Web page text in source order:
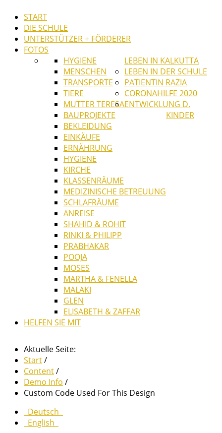
START
DIE SCHULE
UNTERSTÜTZER + FÖRDERER
FOTOS
LEBEN IN KALKUTTA
HYGIENE
MENSCHEN
TRANSPORTE
TIERE
MUTTER TERESA
LEBEN IN DER SCHULE
BAUPROJEKTE
BEKLEIDUNG
EINKÄUFE
ERNÄHRUNG
HYGIENE
KIRCHE
KLASSENRÄUME
MEDIZINISCHE BETREUUNG
SCHLAFRÄUME
ANREISE
PATIENTIN RAZIA
CORONAHILFE 2020
ENTWICKLUNG D.
KINDER
SHAHID & ROHIT
RINKI & PHILIPP
PRABHAKAR
POOJA
MOSES
MARTHA & FENELLA
MALAKI
GLEN
ELISABETH & ZAFFAR
HELFEN SIE MIT
Aktuelle Seite:
Start/
Content/
Demo Info /
Custom Code Used For This Design
Deutsch
English